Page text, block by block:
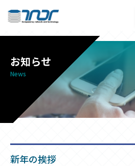
お知らせ
News
新年の挨拶